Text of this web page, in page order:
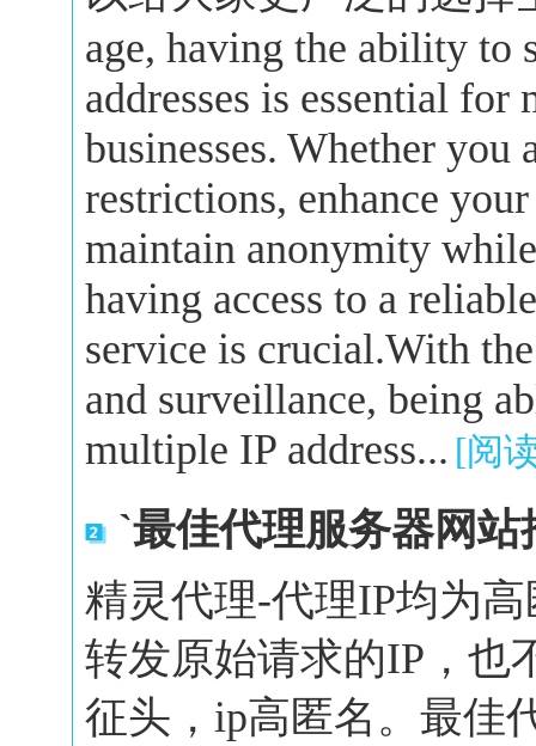
age, having the ability to
addresses is essential
businesses. Whether you
restrictions, enhance
maintain anonymity
having access to a
service is crucial.With
and surveillance, being
multiple IP address... [阅
`最佳代理服务器网
精灵代理-代理IP均为
转发原始请求的IP，也
征头，ip高匿名。最佳